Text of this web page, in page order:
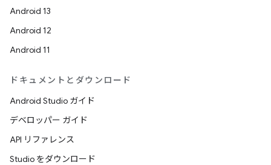
Android 13
Android 12
Android 11
ドキュメントとダウンロード
Android Studio ガイド
デベロッパー ガイド
API リファレンス
Studio をダウンロード